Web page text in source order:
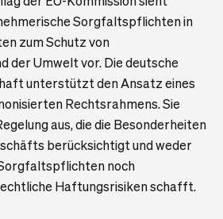
Sorgfaltspflichten in
zum Schutz von
der Umwelt vor. Die deutsche
unterstützt den Ansatz eines
Rechtsrahmens. Sie
aus, die die Besonderheiten
berücksichtigt und weder
noch
Haftungsrisiken schafft.